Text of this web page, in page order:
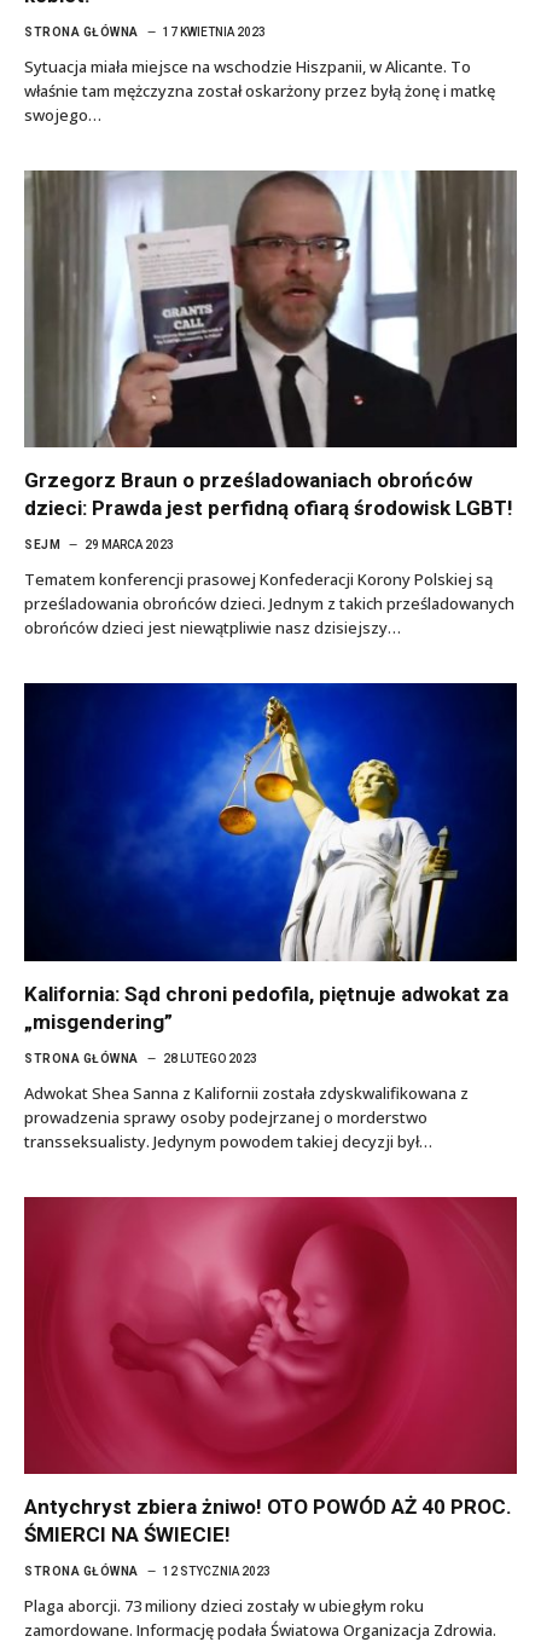
STRONA GŁÓWNA 17 KWIETNIA 2023
Sytuacja miała miejsce na wschodzie Hiszpanii, w Alicante. To
właśnie tam mężczyzna został oskarżony przez byłą żonę i matkę
swojego…
Grzegorz Braun o prześladowaniach obrońców
dzieci: Prawda jest perfidną ofiarą środowisk LGBT!
SEJM 29 MARCA 2023
Tematem konferencji prasowej Konfederacji Korony Polskiej są
prześladowania obrońców dzieci. Jednym z takich prześladowanych
obrońców dzieci jest niewątpliwie nasz dzisiejszy…
Kalifornia: Sąd chroni pedofila, piętnuje adwokat za
„misgendering”
STRONA GŁÓWNA 28 LUTEGO 2023
Adwokat Shea Sanna z Kalifornii została zdyskwalifikowana z
prowadzenia sprawy osoby podejrzanej o morderstwo
transseksualisty. Jedynym powodem takiej decyzji był…
Antychryst zbiera żniwo! OTO POWÓD AŻ 40 PROC.
ŚMIERCI NA ŚWIECIE!
STRONA GŁÓWNA 12 STYCZNIA 2023
Plaga aborcji. 73 miliony dzieci zostały w ubiegłym roku
zamordowane. Informację podała Światowa Organizacja Zdrowia.